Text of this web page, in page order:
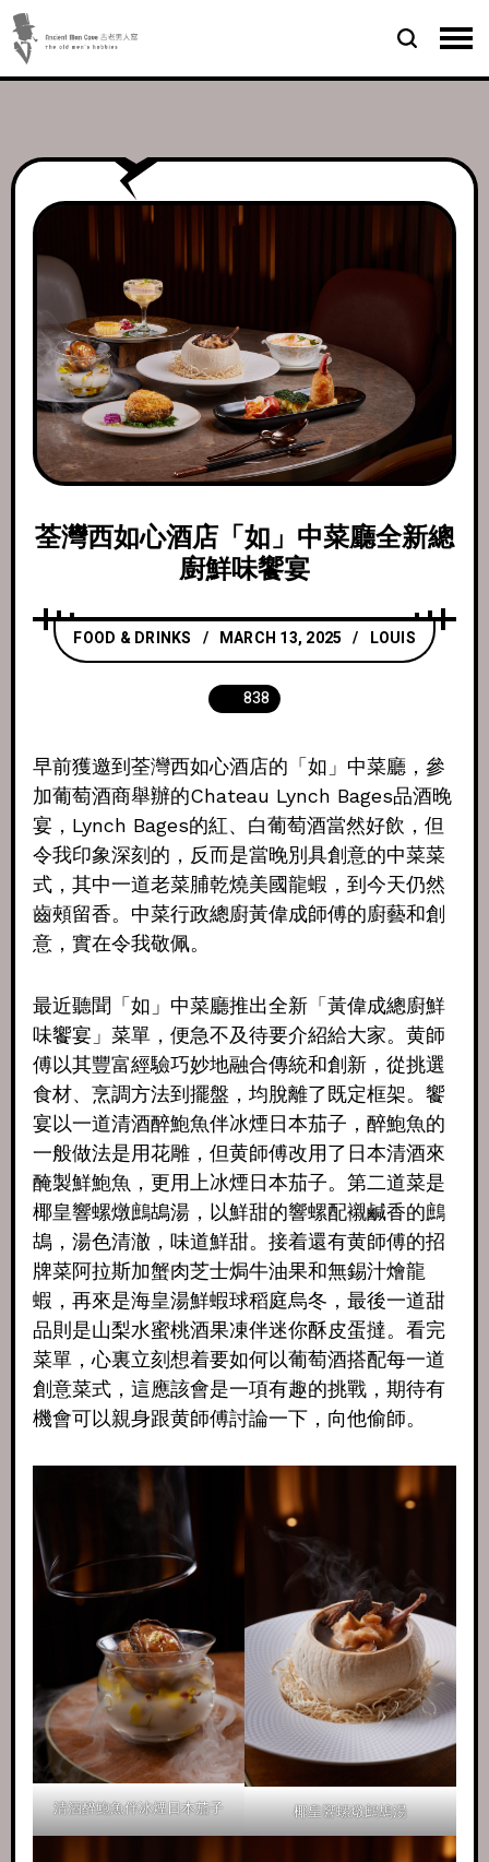
荃灣西如心酒店「如」中菜廳全新總
廚鮮味饗宴
FOOD & DRINKS MARCH 13, 2025 LOUIS
838
早前獲邀到荃灣西如心酒店的「如」中菜廳，參
加葡萄酒商舉辦的Chateau Lynch Bages品酒晚
宴，Lynch Bages的紅、白葡萄酒當然好飲，但
令我印象深刻的，反而是當晚別具創意的中菜菜
式，其中一道老菜脯乾燒美國龍蝦，到今天仍然
齒頰留香。中菜行政總廚黃偉成師傅的廚藝和創
意，實在令我敬佩。
最近聽聞「如」中菜廳推出全新「黃偉成總廚鮮
味饗宴」菜單，便急不及待要介紹給大家。黄師
傅以其豐富經驗巧妙地融合傳統和創新，從挑選
食材、烹調方法到擺盤，均脫離了既定框架。饗
宴以一道清酒醉鮑魚伴冰煙日本茄子，醉鮑魚的
一般做法是用花雕，但黄師傅改用了日本清酒來
醃製鮮鮑魚，更用上冰煙日本茄子。第二道菜是
椰皇響螺燉鷓鴣湯，以鮮甜的響螺配襯鹹香的鷓
鴣，湯色清澈，味道鮮甜。接着還有黄師傅的招
牌菜阿拉斯加蟹肉芝士焗牛油果和無錫汁燴龍
蝦，再來是海皇湯鮮蝦球稻庭烏冬，最後一道甜
品則是山梨水蜜桃酒果凍伴迷你酥皮蛋撻。看完
菜單，心裏立刻想着要如何以葡萄酒搭配每一道
創意菜式，這應該會是一項有趣的挑戰，期待有
機會可以親身跟黄師傅討論一下，向他偷師。
清酒醉鮑魚伴冰煙日本茄子 椰皇響螺燉鷓鴣湯